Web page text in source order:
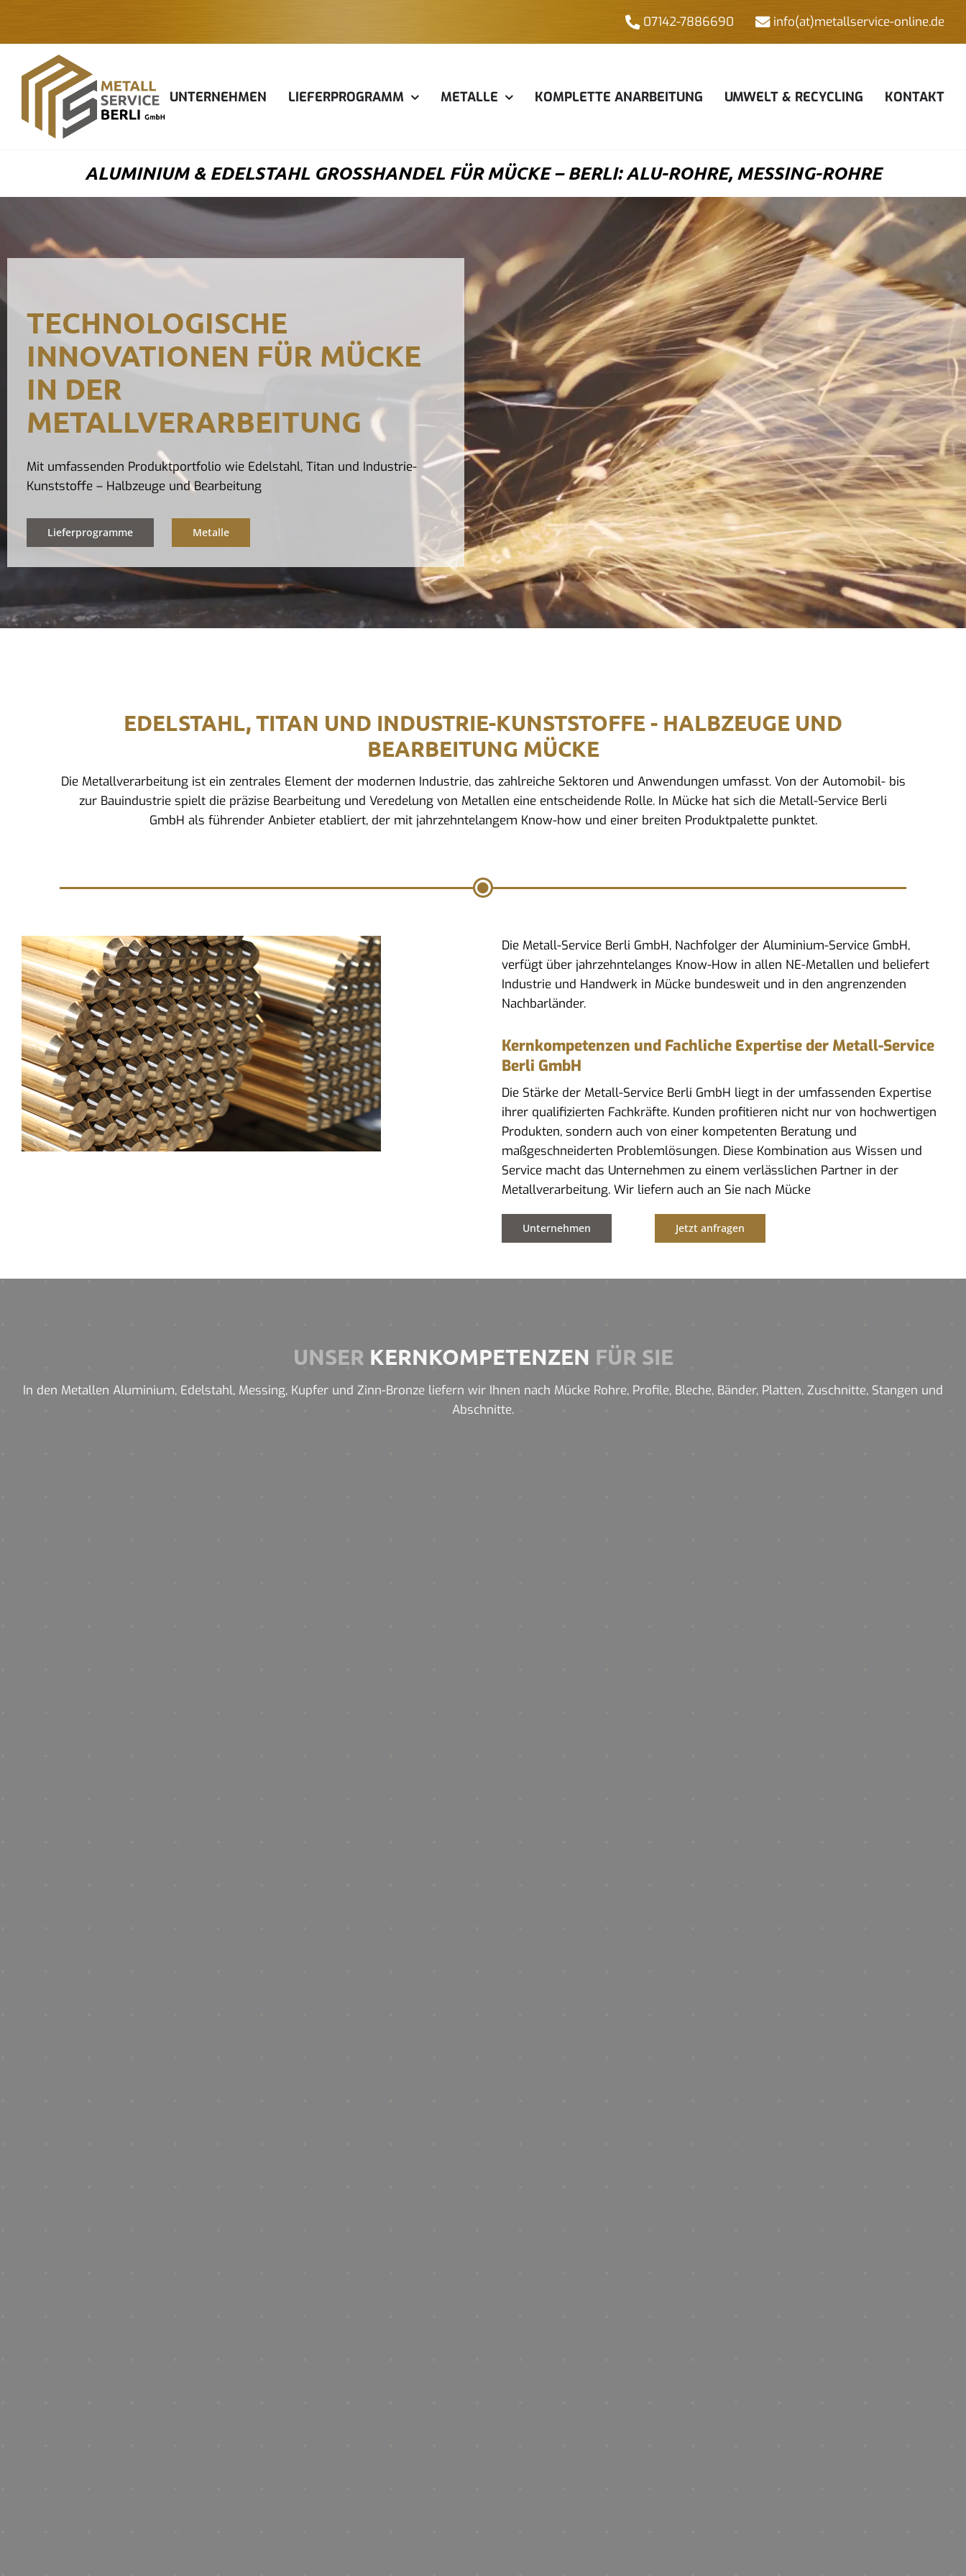
springen
07142-7886690 info(at)metallservice-online.de
UNTERNEHMEN LIEFERPROGRAMM METALLE KOMPLETTE ANARBEITUNG UMWELT & RECYCLING KONTAKT
ALUMINIUM & EDELSTAHL GROSSHANDEL FÜR MÜCKE – BERLI: ALU-ROHRE, MESSING-ROHRE
TECHNOLOGISCHE
INNOVATIONEN FÜR MÜCKE
IN DER
METALLVERARBEITUNG
Mit umfassenden Produktportfolio wie Edelstahl, Titan und Industrie-
Kunststoffe – Halbzeuge und Bearbeitung
Lieferprogramme Metalle
EDELSTAHL, TITAN UND INDUSTRIE-KUNSTSTOFFE - HALBZEUGE UND
BEARBEITUNG MÜCKE
Die Metallverarbeitung ist ein zentrales Element der modernen Industrie, das zahlreiche Sektoren und Anwendungen umfasst. Von der Automobil- bis
zur Bauindustrie spielt die präzise Bearbeitung und Veredelung von Metallen eine entscheidende Rolle. In Mücke hat sich die Metall-Service Berli
GmbH als führender Anbieter etabliert, der mit jahrzehntelangem Know-how und einer breiten Produktpalette punktet.
Die Metall-Service Berli GmbH, Nachfolger der Aluminium-Service GmbH,
verfügt über jahrzehntelanges Know-How in allen NE-Metallen und beliefert
Industrie und Handwerk in Mücke bundesweit und in den angrenzenden
Nachbarländer.
Kernkompetenzen und Fachliche Expertise der Metall-Service
Berli GmbH
Die Stärke der Metall-Service Berli GmbH liegt in der umfassenden Expertise
ihrer qualifizierten Fachkräfte. Kunden profitieren nicht nur von hochwertigen
Produkten, sondern auch von einer kompetenten Beratung und
maßgeschneiderten Problemlösungen. Diese Kombination aus Wissen und
Service macht das Unternehmen zu einem verlässlichen Partner in der
Metallverarbeitung. Wir liefern auch an Sie nach Mücke
Unternehmen Jetzt anfragen
UNSER KERNKOMPETENZEN FÜR SIE
In den Metallen Aluminium, Edelstahl, Messing, Kupfer und Zinn-Bronze liefern wir Ihnen nach Mücke Rohre, Profile, Bleche, Bänder, Platten, Zuschnitte, Stangen und
Abschnitte.